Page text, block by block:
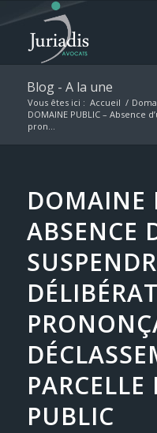
Blog - A la une
Vous êtes ici : Accueil /
DOMAINE PUBLIC – Absence
pron...
DOMAINE
ABSENCE
PUBLIC